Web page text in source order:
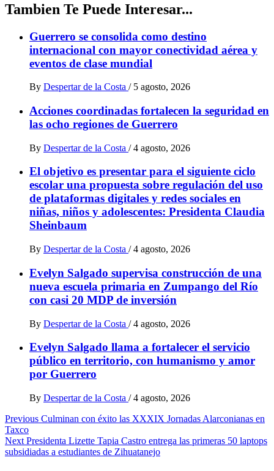
Tambien Te Puede Interesar...
Guerrero se consolida como destino
internacional con mayor conectividad aérea y
eventos de clase mundial
By Despertar de la Costa / 5 agosto, 2026
Acciones coordinadas fortalecen la seguridad en
las ocho regiones de Guerrero
By Despertar de la Costa / 4 agosto, 2026
El objetivo es presentar para el siguiente ciclo
escolar una propuesta sobre regulación del uso
de plataformas digitales y redes sociales en
niñas, niños y adolescentes: Presidenta Claudia
Sheinbaum
By Despertar de la Costa / 4 agosto, 2026
Evelyn Salgado supervisa construcción de una
nueva escuela primaria en Zumpango del Río
con casi 20 MDP de inversión
By Despertar de la Costa / 4 agosto, 2026
Evelyn Salgado llama a fortalecer el servicio
público en territorio, con humanismo y amor
por Guerrero
By Despertar de la Costa / 4 agosto, 2026
Post
navigation
Previous Culminan con éxito las XXXIX Jornadas Alarconianas en
Taxco
Next Presidenta Lizette Tapia Castro entrega las primeras 50 laptops
subsidiadas a estudiantes de Zihuatanejo